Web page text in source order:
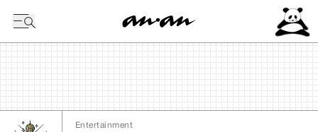
Entertainment